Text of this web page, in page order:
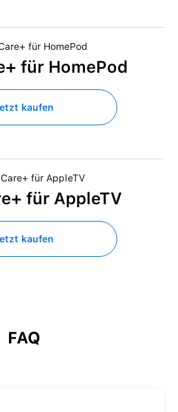
für HomePod
kaufen
für AppleTV
kaufen
FAQ